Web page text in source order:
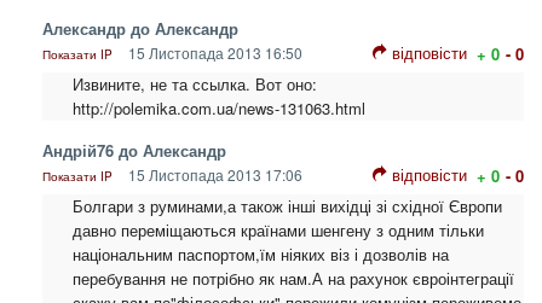
Александр до Александр
Показати IP 15 Листопада 2013 16:50 відповісти + 0 - 0
Извините, не та ссылка. Вот оно:
http://polemika.com.ua/news-131063.html
Андрій76 до Александр
Показати IP 15 Листопада 2013 17:06 відповісти + 0 - 0
Болгари з руминами,а також інші вихідці зі східної Європи
давно переміщаються країнами шенгену з одним тільки
національним паспортом,їм ніяких віз і дозволів на
перебування не потрібно як нам.А на рахунок євроінтеграції